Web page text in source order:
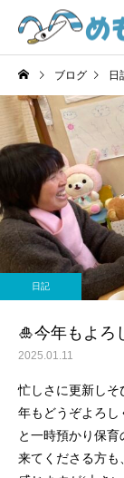
日記
4/1から『
度』始ま
ブログ 日
日記
🎍今年もよろ
2025.01.11
忙しさに更新しそ
年もどうぞよろし
と一時預かり保
来てくださる方も